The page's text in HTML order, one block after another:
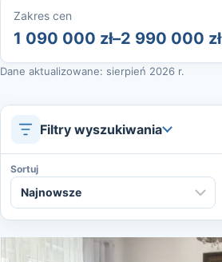
Zakres cen
1 090 000 zł–2 990 000 zł
Dane aktualizowane: sierpień 2026 r.
Filtry wyszukiwania
Sortuj